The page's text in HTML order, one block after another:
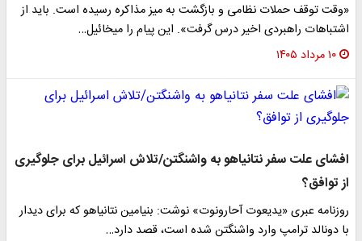
«وقت توقف حملات نظامی و بازگشت به میز مذاکره رسیده است. باید از
اشتباهات راهبردی اخیر درس گرفت». این پیام را میخائیل…
۱۰ مرداد ۱۴۰۵
افشای علت سفر نتانیاهو به واشنگتن/تلاش اسرائیل برای جلوگیری
از توافق؟
روزنامه عبری «یدیعوت آحارونوت» نوشت: بنیامین نتانیاهو که برای دیدار
با دونالد ترامپ وارد واشنگتن شده است، قصد دارد…